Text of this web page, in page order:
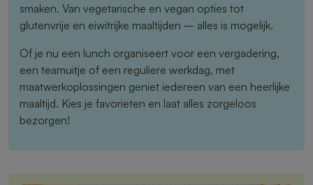
smaken. Van vegetarische en vegan opties tot
glutenvrije en eiwitrijke maaltijden – alles is mogelijk.
Of je nu een lunch organiseert voor een vergadering,
een teamuitje of een reguliere werkdag, met
maatwerkoplossingen geniet iedereen van een heerlijke
maaltijd. Kies je favorieten en laat alles zorgeloos
bezorgen!